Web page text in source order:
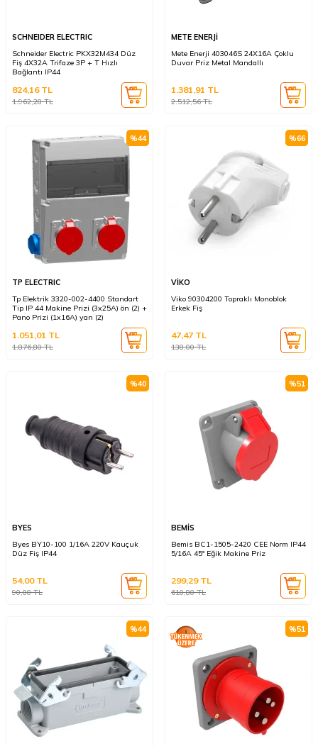
SCHNEIDER ELECTRIC
Schneider Electric PKX32M434 Düz
Fiş 4X32A Trifaze 3P + T Hızlı
Bağlantı IP44
1.962,28TL
824,16TL
METE ENERJİ
Mete Enerji 403046S 24X16A Çoklu
Duvar Priz Metal Mandallı
2.512,56TL
1.381,91 TL
%44
TP ELECTRIC
Tp Elektrik 3320-002-4400 Standart
Tip IP 44 Makine Prizi (3x25A) ön (2) +
Pano Prizi (1x16A) yan (2)
1.876,80TL
1.051,01 TL
%66
VİKO
Viko 90304200 Topraklı Monoblok
Erkek Fiş
138,00TL
47,47 TL
%40
BYES
Byes BY10-100 1/16A 220V Kauçuk
Düz Fiş IP44
90,00TL
54,00TL
%51
BEMİS
Bemis BC1-1505-2420 CEE Norm IP44
5/16A 45° Eğik Makine Priz
610,80TL
299,29TL
%44 %51